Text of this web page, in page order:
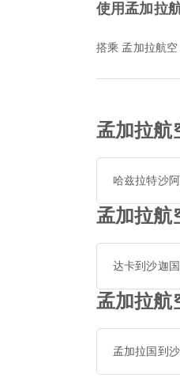
使用孟加拉
搭乘 孟加拉航
孟加拉
哈兹拉特沙
孟加拉
达卡到沙迦
孟加拉
孟加拉国到